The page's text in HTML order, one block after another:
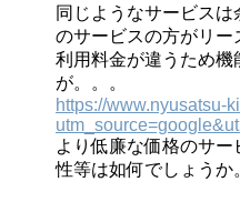
同じようなサービス
のサービスの方がリー
利用料金が違うため機
が。。。
https://www.nyusatsu-
より低廉な価格のサ
性等は如何でしょうか